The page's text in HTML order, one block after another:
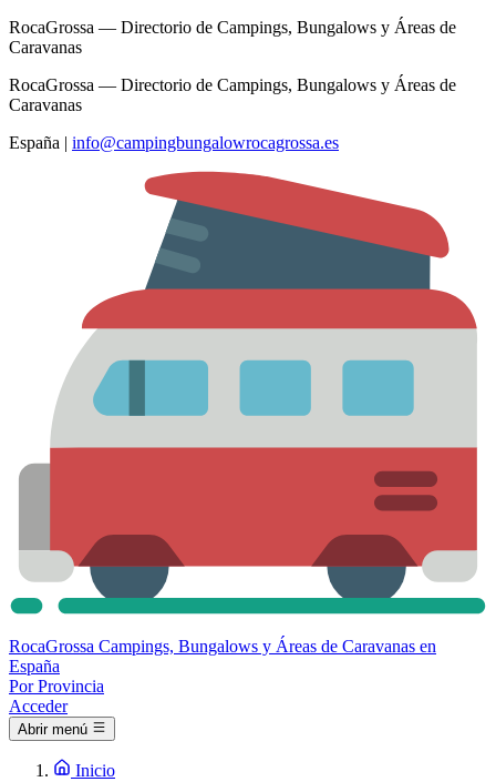
RocaGrossa — Directorio de Campings, Bungalows y Áreas de
Caravanas
RocaGrossa — Directorio de Campings, Bungalows y Áreas de
Caravanas
España | info@campingbungalowrocagrossa.es
RocaGrossa Campings, Bungalows y Áreas de Caravanas en
España
Por Provincia
Acceder
Abrir menú
Inicio